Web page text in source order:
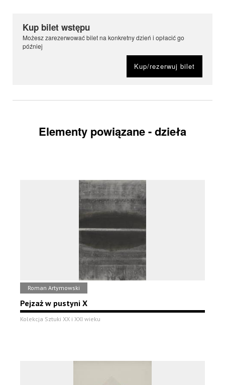
Kup bilet wstępu
Możesz zarezerwować bilet na konkretny dzień i opłacić go
później
Kup/rezerwuj bilet
Elementy powiązane - dzieła
Roman Artymowski
Pejzaż w pustyni X
Kolekcja Sztuki XX i XXI wieku